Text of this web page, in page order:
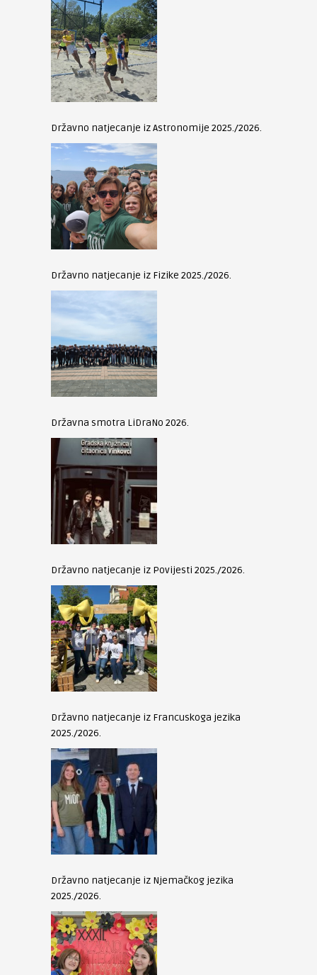
Državno natjecanje iz Astronomije 2025./2026.
Državno natjecanje iz Fizike 2025./2026.
Državna smotra LiDraNo 2026.
Državno natjecanje iz Povijesti 2025./2026.
Državno natjecanje iz Francuskoga jezika
2025./2026.
Državno natjecanje iz Njemačkog jezika
2025./2026.